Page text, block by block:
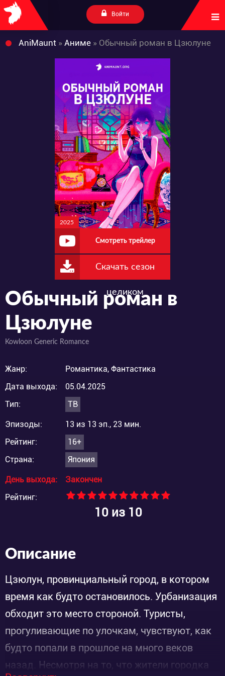
Войти
AniMaunt » Аниме » Обычный роман в Цзюлуне
2025
Смотреть трейлер
Скачать сезон
целиком
Обычный роман в
Цзюлуне
Kowloon Generic Romance
Жанр:
Романтика, Фантастика
Дата выхода:
05.04.2025
Тип:
ТВ
Эпизоды:
13 из 13 эп., 23 мин.
Рейтинг:
16+
Страна:
Япония
День выхода:
Закончен
Рейтинг:
10из 10
Описание
Цзюлун, провинциальный город, в котором
время как будто остановилось. Урбанизация
обходит это место стороной. Туристы,
прогуливающие по улочкам, чувствуют, как
будто попали в прошлое на много веков
назад. Несмотря на то, что жители городка